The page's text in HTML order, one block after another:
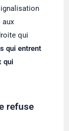
aux
qui
qui entrent
qui
refuse